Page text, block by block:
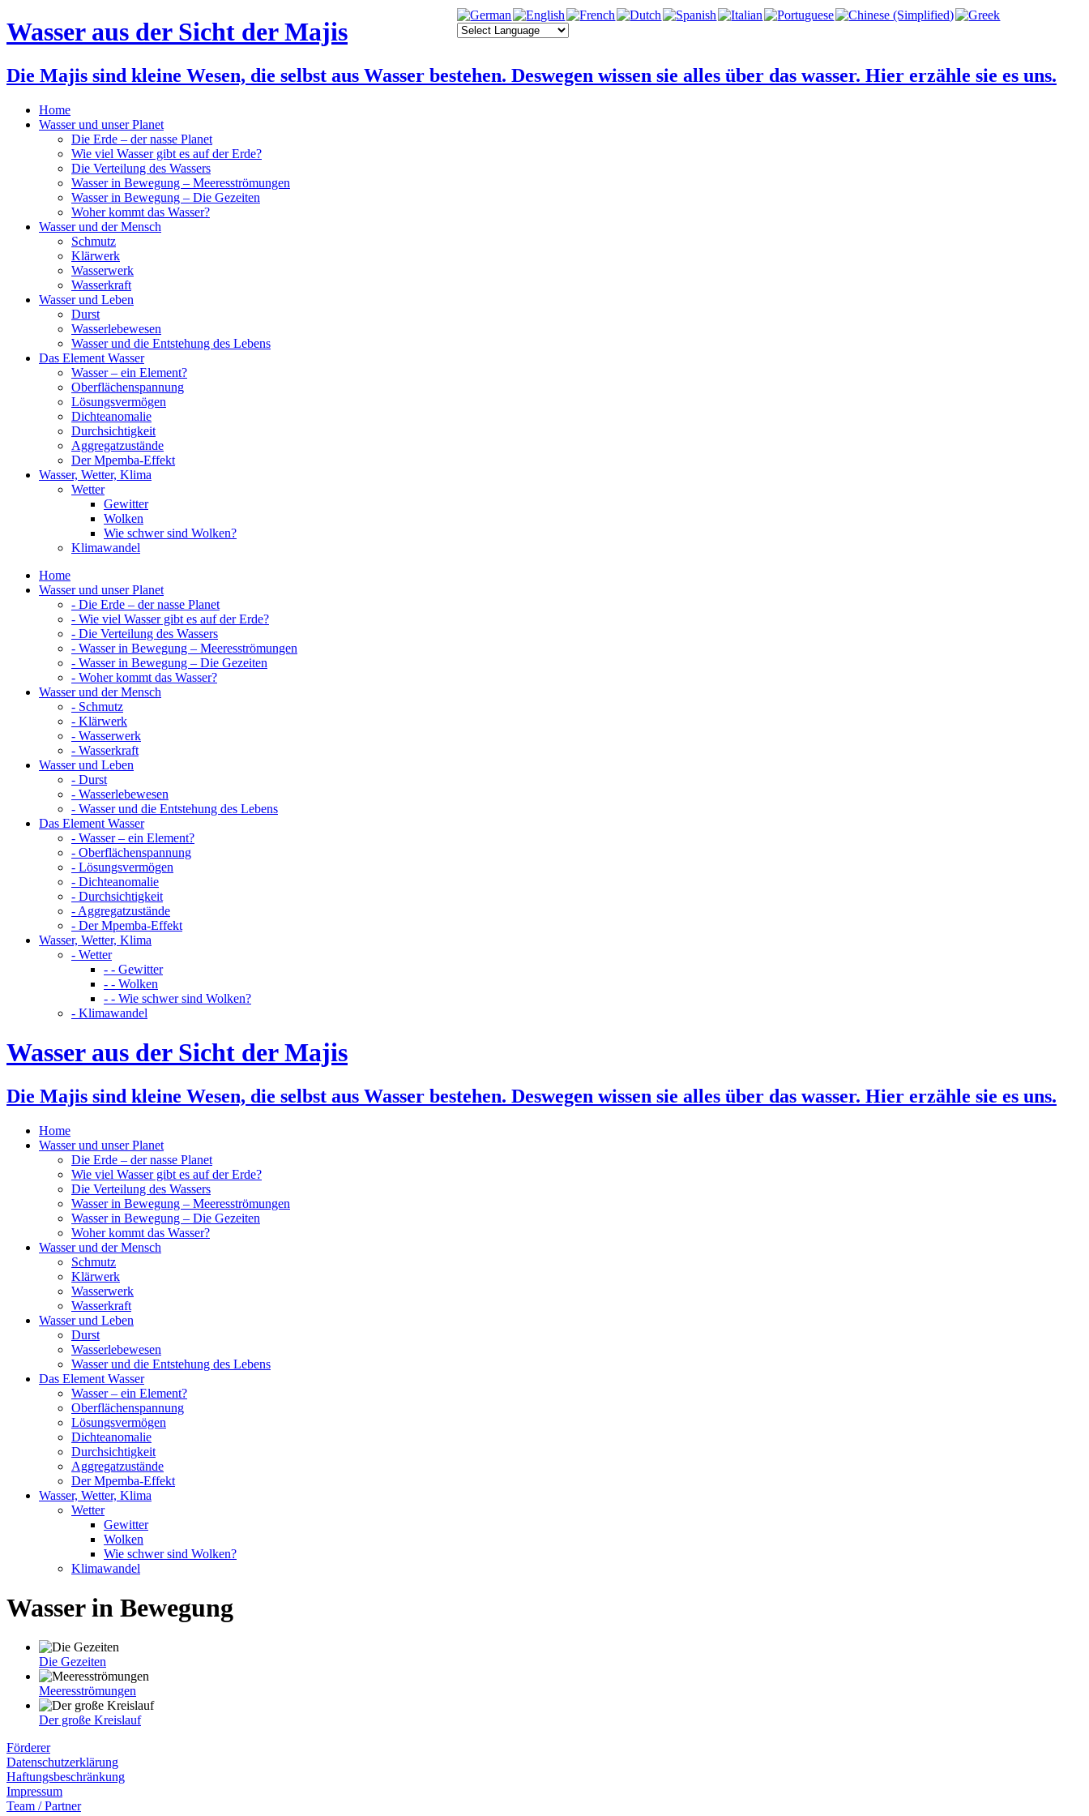
Wasser aus der Sicht der Majis
Die Majis sind kleine Wesen, die selbst aus Wasser bestehen. Deswegen wissen sie alles über das wasser. Hier erzähle sie es uns.
Home
Wasser und unser Planet
Die Erde – der nasse Planet
Wie viel Wasser gibt es auf der Erde?
Die Verteilung des Wassers
Wasser in Bewegung – Meeresströmungen
Wasser in Bewegung – Die Gezeiten
Woher kommt das Wasser?
Wasser und der Mensch
Schmutz
Klärwerk
Wasserwerk
Wasserkraft
Wasser und Leben
Durst
Wasserlebewesen
Wasser und die Entstehung des Lebens
Das Element Wasser
Wasser – ein Element?
Oberflächenspannung
Lösungsvermögen
Dichteanomalie
Durchsichtigkeit
Aggregatzustände
Der Mpemba-Effekt
Wasser, Wetter, Klima
Wetter
Gewitter
Wolken
Wie schwer sind Wolken?
Klimawandel
Home
Wasser und unser Planet
- Die Erde – der nasse Planet
- Wie viel Wasser gibt es auf der Erde?
- Die Verteilung des Wassers
- Wasser in Bewegung – Meeresströmungen
- Wasser in Bewegung – Die Gezeiten
- Woher kommt das Wasser?
Wasser und der Mensch
- Schmutz
- Klärwerk
- Wasserwerk
- Wasserkraft
Wasser und Leben
- Durst
- Wasserlebewesen
- Wasser und die Entstehung des Lebens
Das Element Wasser
- Wasser – ein Element?
- Oberflächenspannung
- Lösungsvermögen
- Dichteanomalie
- Durchsichtigkeit
- Aggregatzustände
- Der Mpemba-Effekt
Wasser, Wetter, Klima
- Wetter
- - Gewitter
- - Wolken
- - Wie schwer sind Wolken?
- Klimawandel
Wasser aus der Sicht der Majis
Die Majis sind kleine Wesen, die selbst aus Wasser bestehen. Deswegen wissen sie alles über das wasser. Hier erzähle sie es uns.
Home
Wasser und unser Planet
Die Erde – der nasse Planet
Wie viel Wasser gibt es auf der Erde?
Die Verteilung des Wassers
Wasser in Bewegung – Meeresströmungen
Wasser in Bewegung – Die Gezeiten
Woher kommt das Wasser?
Wasser und der Mensch
Schmutz
Klärwerk
Wasserwerk
Wasserkraft
Wasser und Leben
Durst
Wasserlebewesen
Wasser und die Entstehung des Lebens
Das Element Wasser
Wasser – ein Element?
Oberflächenspannung
Lösungsvermögen
Dichteanomalie
Durchsichtigkeit
Aggregatzustände
Der Mpemba-Effekt
Wasser, Wetter, Klima
Wetter
Gewitter
Wolken
Wie schwer sind Wolken?
Klimawandel
Wasser in Bewegung
Die Gezeiten
Meeresströmungen
Der große Kreislauf
Förderer
Datenschutzerklärung
Haftungsbeschränkung
Impressum
Team / Partner